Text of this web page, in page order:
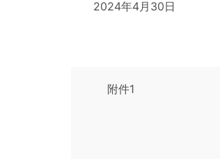
2024年4月30日
附件1